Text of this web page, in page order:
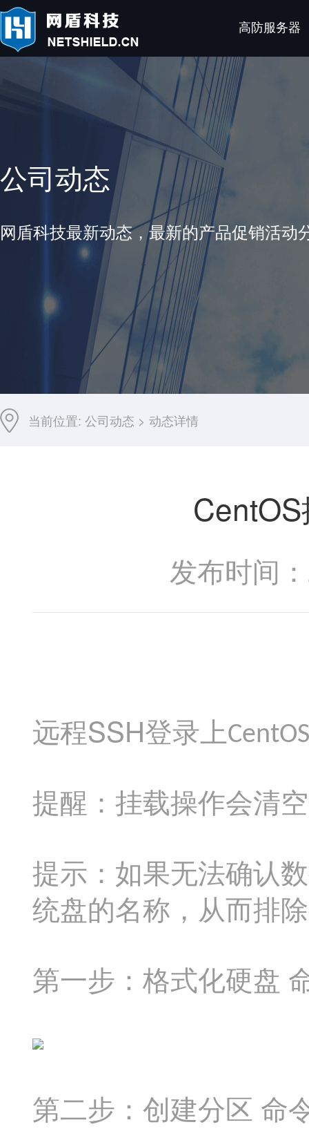
高防服务器
公司动态
网盾科技最新动态，最新的产品促销活
当前位置: 公司动态 > 动态详情
发布时间
远程SSH登录上CentOS
提醒：挂载操作会清
提示：如果无法确认
统盘的名称，从而排
第一步：格式化硬盘
第二步：创建分区 命